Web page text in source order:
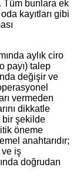
Tüm bunlara ek
kayıtları gibi
aylık ciro
payı) talep
değişir ve
vermeden
dikkatle
bir şekilde
öneme
anahtarıdır;
iş
doğrudan